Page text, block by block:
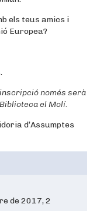
els teus amics i
Europea?
només serà
el Molí.
d’Assumptes
de 2017, 2